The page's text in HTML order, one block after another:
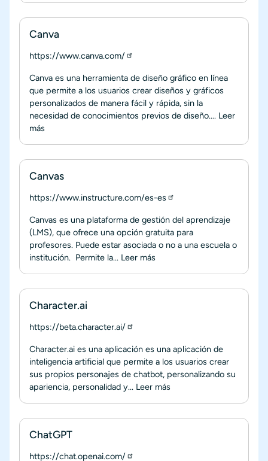
Canva
https://www.canva.com/
Canva es una herramienta de diseño gráfico en línea
que permite a los usuarios crear diseños y gráficos
personalizados de manera fácil y rápida, sin la
necesidad de conocimientos previos de diseño.... Leer
más
Canvas
https://www.instructure.com/es-es
Canvas es una plataforma de gestión del aprendizaje
(LMS), que ofrece una opción gratuita para
profesores. Puede estar asociada o no a una escuela o
institución. Permite la... Leer más
Character.ai
https://beta.character.ai/
Character.ai es una aplicación es una aplicación de
inteligencia artificial que permite a los usuarios crear
sus propios personajes de chatbot, personalizando su
apariencia, personalidad y... Leer más
ChatGPT
https://chat.openai.com/